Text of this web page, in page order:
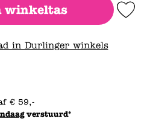
winkeltas Add to
in Durlinger winkels
€ 59,-
verstuurd*